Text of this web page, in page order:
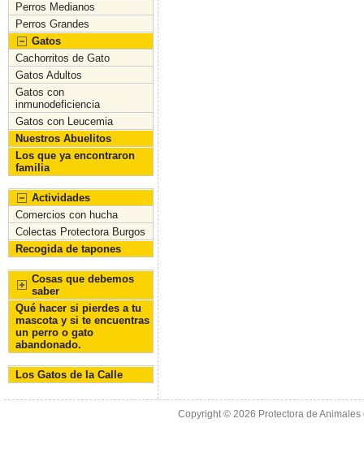
Perros Medianos
Perros Grandes
Gatos
Cachorritos de Gato
Gatos Adultos
Gatos con
inmunodeficiencia
Gatos con Leucemia
Nuestros Abuelitos
Los que ya encontraron
familia
Actividades
Comercios con hucha
Colectas Protectora Burgos
Recogida de tapones
Cosas que debemos
saber
Qué hacer si pierdes a tu
mascota y si te encuentras
un perro o gato
abandonado.
Los Gatos de la Calle
Copyright © 2026 Protectora de Animales